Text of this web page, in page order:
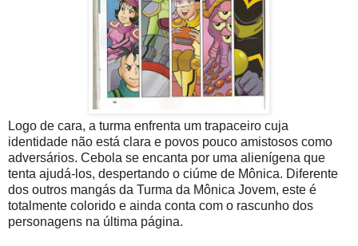
Logo de cara, a turma enfrenta um trapaceiro cuja
identidade não está clara e povos pouco amistosos como
adversários. Cebola se encanta por uma alienígena que
tenta ajudá-los, despertando o ciúme de Mônica. Diferente
dos outros mangás da Turma da Mônica Jovem, este é
totalmente colorido e ainda conta com o rascunho dos
personagens na última página.